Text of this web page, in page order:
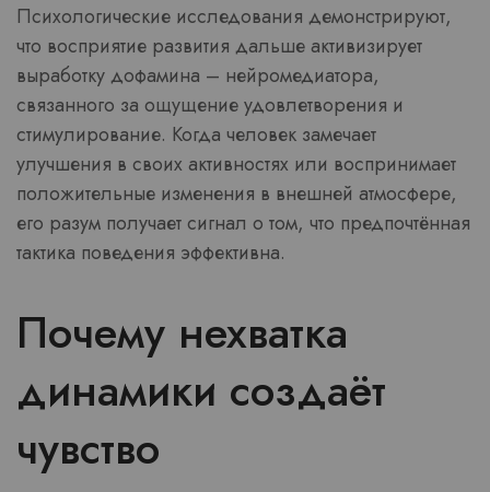
Психологические исследования демонстрируют,
что восприятие развития дальше активизирует
выработку дофамина – нейромедиатора,
связанного за ощущение удовлетворения и
стимулирование. Когда человек замечает
улучшения в своих активностях или воспринимает
положительные изменения в внешней атмосфере,
его разум получает сигнал о том, что предпочтённая
тактика поведения эффективна.
Почему нехватка
динамики создаёт
чувство